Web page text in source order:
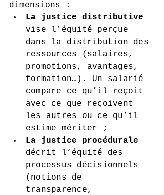
dimensions :
La justice distributive
vise l’équité perçue
dans la distribution des
ressources (salaires,
promotions, avantages,
formation…). Un salarié
compare ce qu’il reçoit
avec ce que reçoivent
les autres ou ce qu’il
estime mériter ;
La justice procédurale
décrit l’équité des
processus décisionnels
(notions de
transparence,